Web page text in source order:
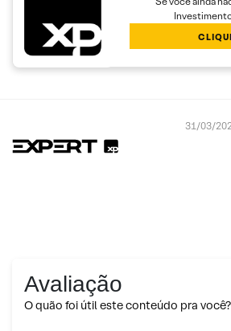
31/03/
Avaliação
O quão foi útil este conteúdo pra você?